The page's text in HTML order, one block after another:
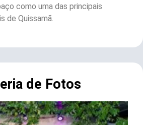
como uma das principais
de Quissamã.
de Fotos